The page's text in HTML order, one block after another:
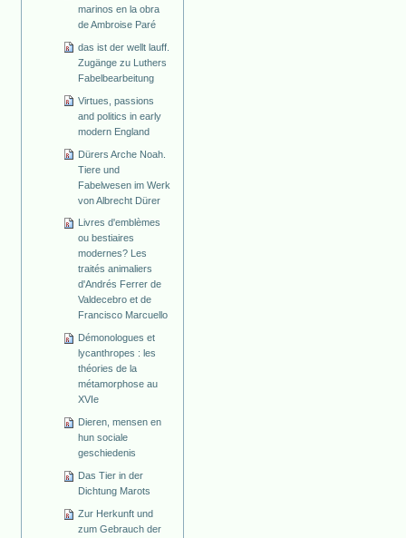
marinos en la obra
de Ambroise Paré
das ist der wellt lauff.
Zugänge zu Luthers
Fabelbearbeitung
Virtues, passions
and politics in early
modern England
Dürers Arche Noah.
Tiere und
Fabelwesen im Werk
von Albrecht Dürer
Livres d'emblèmes
ou bestiaires
modernes? Les
traités animaliers
d'Andrés Ferrer de
Valdecebro et de
Francisco Marcuello
Démonologues et
lycanthropes : les
théories de la
métamorphose au
XVIe
Dieren, mensen en
hun sociale
geschiedenis
Das Tier in der
Dichtung Marots
Zur Herkunft und
zum Gebrauch der